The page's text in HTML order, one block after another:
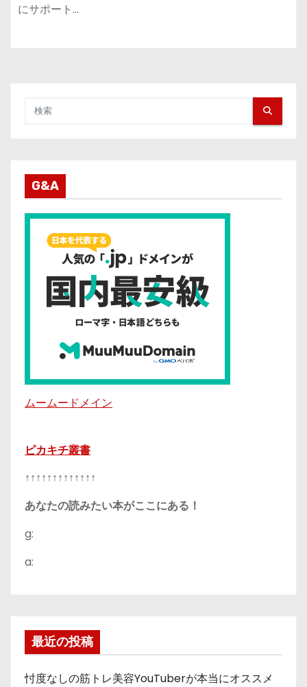
にサポート…
G&A
ムームードメイン
ピカキチ叢書
↑↑↑↑↑↑↑↑↑↑↑↑↑
あなたの読みたい本がここにある！
g:
a:
最近の投稿
忖度なしの筋トレ美容YouTuberが本当にオススメ